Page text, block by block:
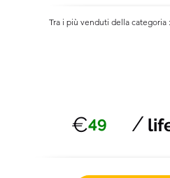
Tra i più venduti della categoria :
€49 /